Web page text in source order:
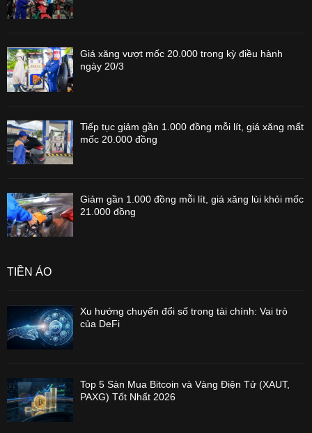
Giá xăng vượt mốc 20.000 trong kỳ điều hành
ngày 20/3
Tiếp tục giảm gần 1.000 đồng mỗi lít, giá xăng mất
mốc 20.000 đồng
Giảm gần 1.000 đồng mỗi lít, giá xăng lùi khỏi mốc
21.000 đồng
TIỀN ẢO
Xu hướng chuyển đổi số trong tài chính: Vai trò
của DeFi
Top 5 Sàn Mua Bitcoin và Vàng Điện Tử (XAUT,
PAXG) Tốt Nhất 2026